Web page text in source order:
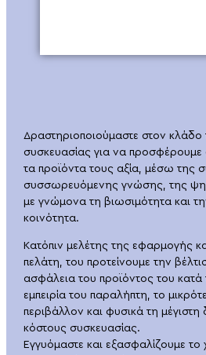
Δραστηριοποιούμαστε στον κλάδο
συσκευασίας για να προσφέρουμε
τα προϊόντα τους αξία, μέσω της
συσσωρευόμενης γνώσης, της
με γνώμονα τη βιωσιμότητα και
κοινότητα.
Κατόπιν μελέτης της εφαρμογής
πελάτη, του προτείνουμε την
ασφάλεια του προϊόντος του κατά
εμπειρία του παραλήπτη, το
περιβάλλον και φυσικά τη
κόστους συσκευασίας.
Εγγυόμαστε και εξασφαλίζουμε